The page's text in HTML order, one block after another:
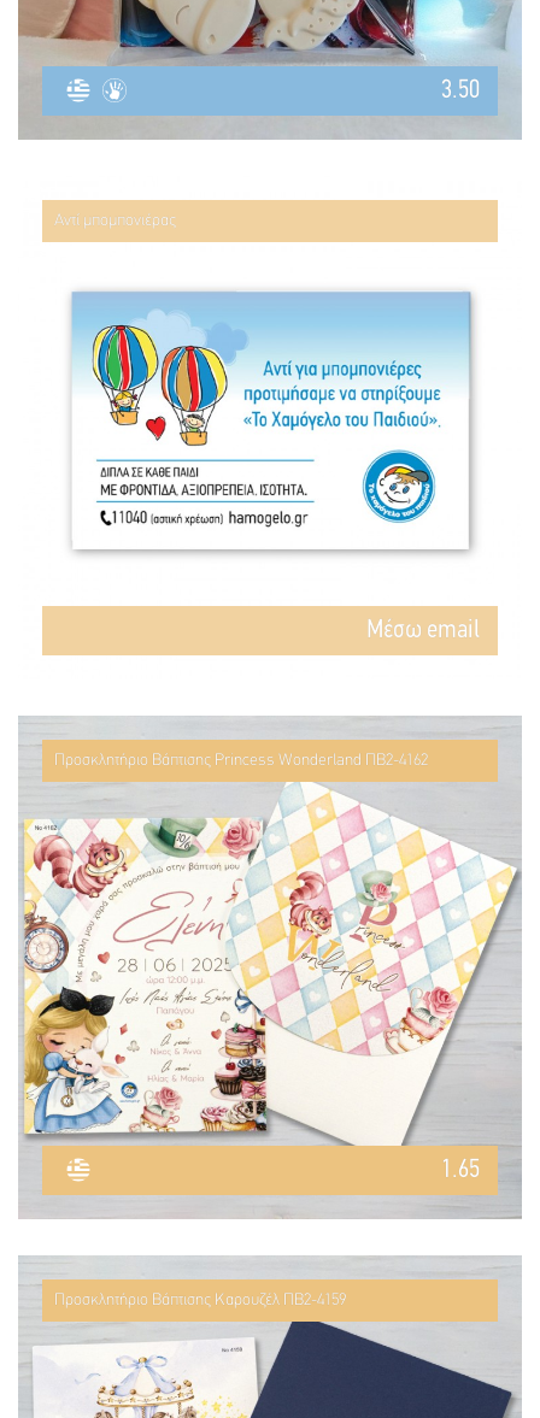
3.50
Αντί μπομπονιέρας
Mέσω email
Προσκλητήριο Βάπτισης Princess Wonderland ΠΒ2-4162
1.65
Προσκλητήριο Βάπτισης Καρουζέλ ΠΒ2-4159